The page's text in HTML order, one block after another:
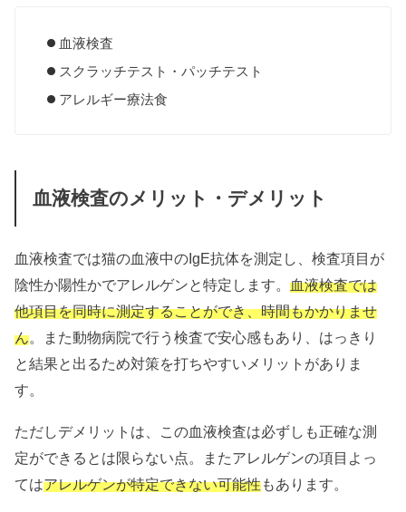
血液検査
スクラッチテスト・パッチテスト
アレルギー療法食
血液検査のメリット・デメリット
血液検査では猫の血液中のIgE抗体を測定し、検査項目が
陰性か陽性かでアレルゲンと特定します。血液検査では
他項目を同時に測定することができ、時間もかかりませ
ん。また動物病院で行う検査で安心感もあり、はっきり
と結果と出るため対策を打ちやすいメリットがありま
す。
ただしデメリットは、この血液検査は必ずしも正確な測
定ができるとは限らない点。またアレルゲンの項目よっ
てはアレルゲンが特定できない可能性もあります。